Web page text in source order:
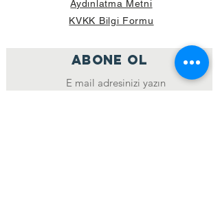
Aydınlatma Metni
KVKK Bilgi Formu
ABONE OL